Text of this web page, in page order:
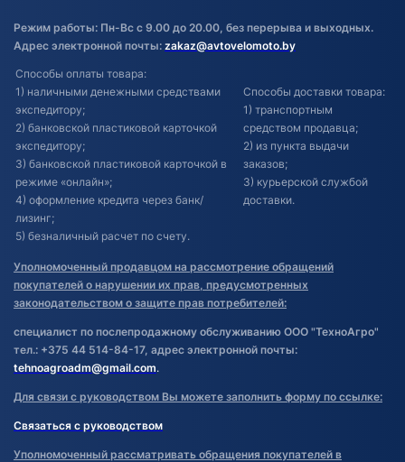
Режим работы: Пн-Вс с 9.00 до 20.00, без перерыва и выходных.
Адрес электронной почты: zakaz@avtovelomoto.by
Способы оплаты товара:
1) наличными денежными средствами
экспедитору;
2) банковской пластиковой карточкой
экспедитору;
3) банковской пластиковой карточкой в
режиме «онлайн»;
4) оформление кредита через банк/
лизинг;
5) безналичный расчет по счету.
Способы доставки товара:
1) транспортным
средством продавца;
2) из пункта выдачи
заказов;
3) курьерской службой
доставки.
Уполномоченный продавцом на рассмотрение обращений
покупателей о нарушении их прав, предусмотренных
законодательством о защите прав потребителей:
специалист по послепродажному обслуживанию ООО "ТехноАгро"
тел.: +375 44 514-84-17, адрес электронной почты:
tehnoagroadm@gmail.com.
Для связи с руководством Вы можете заполнить форму по ссылке:
Связаться с руководством
Уполномоченный рассматривать обращения покупателей в